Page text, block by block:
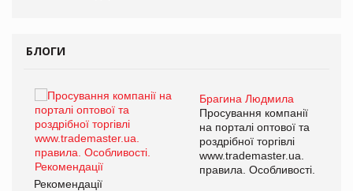
БЛОГИ
Брагина Людмила
Просування компанії
на порталі оптової та
роздрібної торгівлі
www.trademaster.ua.
правила. Особливості.
Рекомендації